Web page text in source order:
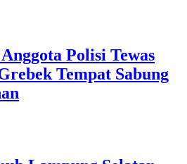
Polisi Tewas
Tempat Sabung